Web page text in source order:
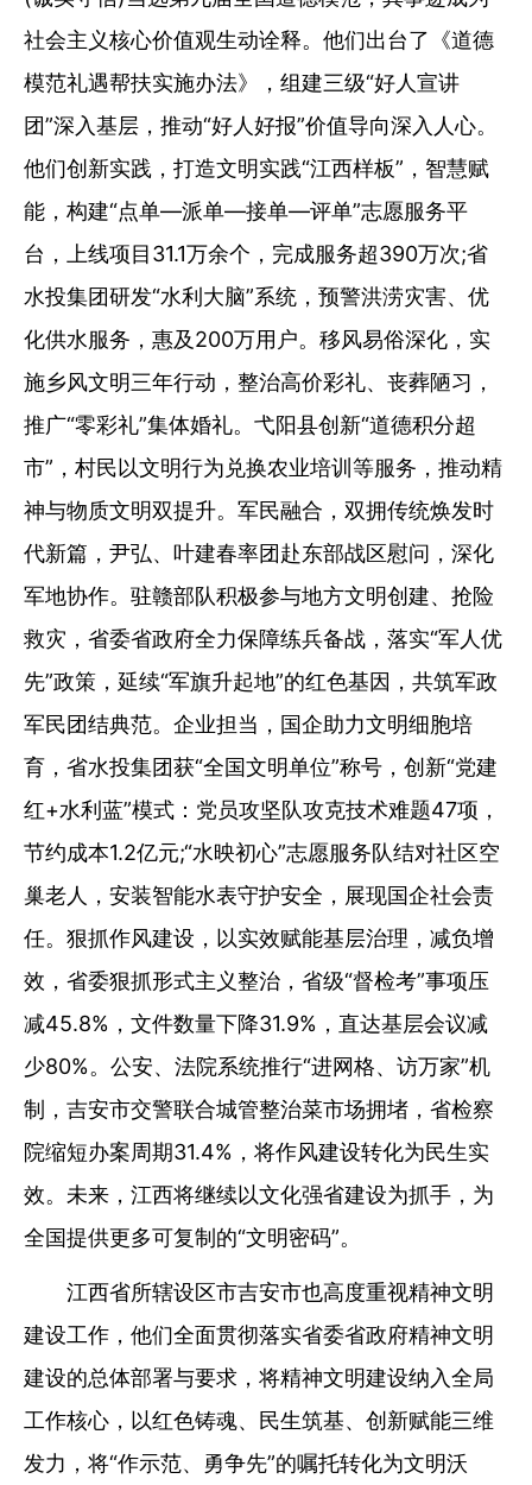
社会主义核心价值观生动诠释。他们出台了《道德
模范礼遇帮扶实施办法》，组建三级“好人宣讲
团”深入基层，推动“好人好报”价值导向深入人心。
他们创新实践，打造文明实践“江西样板”，智慧赋
能，构建“点单—派单—接单—评单”志愿服务平
台，上线项目31.1万余个，完成服务超390万次;省
水投集团研发“水利大脑”系统，预警洪涝灾害、优
化供水服务，惠及200万用户。移风易俗深化，实
施乡风文明三年行动，整治高价彩礼、丧葬陋习，
推广“零彩礼”集体婚礼。弋阳县创新“道德积分超
市”，村民以文明行为兑换农业培训等服务，推动精
神与物质文明双提升。军民融合，双拥传统焕发时
代新篇，尹弘、叶建春率团赴东部战区慰问，深化
军地协作。驻赣部队积极参与地方文明创建、抢险
救灾，省委省政府全力保障练兵备战，落实“军人优
先”政策，延续“军旗升起地”的红色基因，共筑军政
军民团结典范。企业担当，国企助力文明细胞培
育，省水投集团获“全国文明单位”称号，创新“党建
红+水利蓝”模式：党员攻坚队攻克技术难题47项，
节约成本1.2亿元;“水映初心”志愿服务队结对社区空
巢老人，安装智能水表守护安全，展现国企社会责
任。狠抓作风建设，以实效赋能基层治理，减负增
效，省委狠抓形式主义整治，省级“督检考”事项压
减45.8%，文件数量下降31.9%，直达基层会议减
少80%。公安、法院系统推行“进网格、访万家”机
制，吉安市交警联合城管整治菜市场拥堵，省检察
院缩短办案周期31.4%，将作风建设转化为民生实
效。未来，江西将继续以文化强省建设为抓手，为
全国提供更多可复制的“文明密码”。
江西省所辖设区市吉安市也高度重视精神文明
建设工作，他们全面贯彻落实省委省政府精神文明
建设的总体部署与要求，将精神文明建设纳入全局
工作核心，以红色铸魂、民生筑基、创新赋能三维
发力，将“作示范、勇争先”的嘱托转化为文明沃